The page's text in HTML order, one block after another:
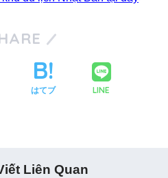
はてブ LINE
Liên Quan